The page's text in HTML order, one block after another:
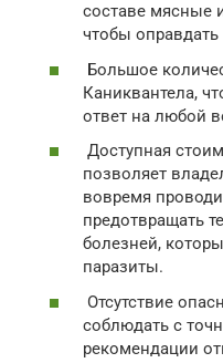
составе мясные
чтобы
Большое
Каниквантела,
ответ на любой
Доступная
позволяет
вовремя
предотвращать
болезней,
паразиты.
Отсутствие
соблюдать с
рекомендации